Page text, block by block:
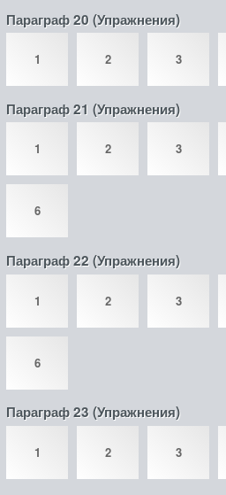
Параграф 20 (Упражнения)
1 2 3
Параграф 21 (Упражнения)
1 2 3
6
Параграф 22 (Упражнения)
1 2 3
6
Параграф 23 (Упражнения)
1 2 3